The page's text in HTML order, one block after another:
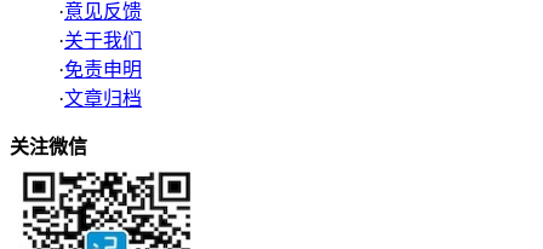
·意见反馈
·关于我们
·免责申明
·文章归档
关注微信